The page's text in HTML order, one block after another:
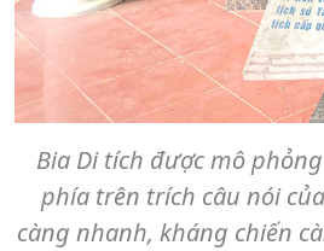
Bia Di tích được mô
phía trên trích câu nói
càng nhanh, kháng chiến